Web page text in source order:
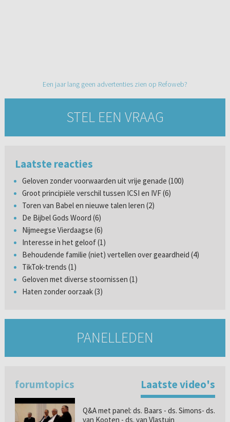
Een jaar lang geen advertenties zien op Refoweb?
STEL EEN VRAAG
Laatste reacties
Geloven zonder voorwaarden uit vrije genade (100)
Groot principiële verschil tussen ICSI en IVF (6)
Toren van Babel en nieuwe talen leren (2)
De Bijbel Gods Woord (6)
Nijmeegse Vierdaagse (6)
Interesse in het geloof (1)
Behoudende familie (niet) vertellen over geaardheid (4)
TikTok-trends (1)
Geloven met diverse stoornissen (1)
Haten zonder oorzaak (3)
PANELLEDEN
forumtopics Laatste video's
Q&A met panel: ds. Baars - ds. Simons- ds.
van Kooten - ds. van Vlastuin